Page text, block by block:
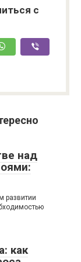
с
над
развитии
как